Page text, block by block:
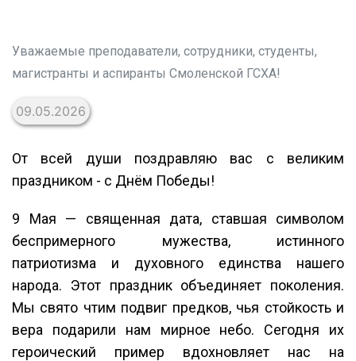
Уважаемые преподаватели, сотрудники, студенты,
магистранты и аспиранты Смоленской ГСХА!
09.05.2026
От всей души поздравляю вас с великим
праздником - с Днём Победы!
9 Мая — священная дата, ставшая символом
беспримерного мужества, истинного
патриотизма и духовного единства нашего
народа. Этот праздник объединяет поколения.
Мы свято чтим подвиг предков, чья стойкость и
вера подарили нам мирное небо. Сегодня их
героический пример вдохновляет нас на